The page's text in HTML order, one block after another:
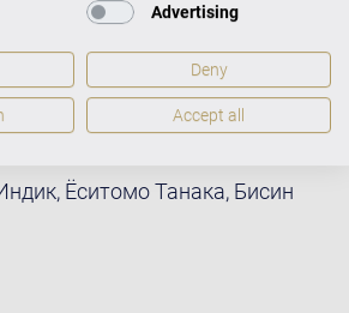
музыканта перемежаются
Павлик, баритон Дитрих
квартет «Шимановски».
Ёситомо Танака, Бисин
Advertising
Deny
Accept all